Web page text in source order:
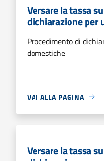
Versare la tassa
dichiarazione per
Procedimento di
domestiche
VAI ALLA PAGINA
Versare la tassa